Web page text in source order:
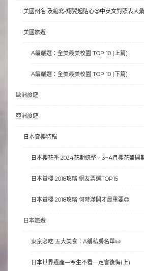
美國州名 及縮寫-翔翼超貼心😍中英文對照表大彙
美國旅遊
A編嚴選：全美最美校園 TOP 10 (上篇)
A編嚴選：全美最美校園 TOP 10 (下篇)
歐洲旅遊
亞洲旅遊
日本賞櫻特輯
日本櫻花季 2024花期統整，3~4月櫻花盛開
日本賞櫻 2018攻略 網友票選TOP15
日本賞櫻 2018攻略 何時滿開才最重要😍
日本旅遊
東京必吃 五大美食：A編私房名單📜
日本世界遺產—今生不看一定會後悔(上)